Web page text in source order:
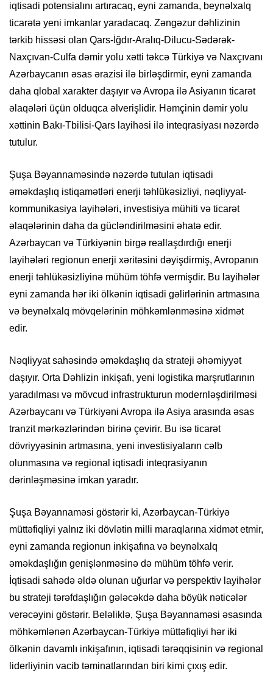
iqtisadi potensialını artıracaq, eyni zamanda, beynəlxalq
ticarətə yeni imkanlar yaradacaq. Zəngəzur dəhlizinin
tərkib hissəsi olan Qars-İğdır-Aralıq-Dilucu-Sədərək-
Naxçıvan-Culfa dəmir yolu xətti təkcə Türkiyə və Naxçıvanı
Azərbaycanın əsas ərazisi ilə birləşdirmir, eyni zamanda
daha qlobal xarakter daşıyır və Avropa ilə Asiyanın ticarət
əlaqələri üçün olduqca əlverişlidir. Həmçinin dəmir yolu
xəttinin Bakı-Tbilisi-Qars layihəsi ilə inteqrasiyası nəzərdə
tutulur.
Şuşa Bəyannaməsində nəzərdə tutulan iqtisadi
əməkdaşlıq istiqamətləri enerji təhlükəsizliyi, nəqliyyat-
kommunikasiya layihələri, investisiya mühiti və ticarət
əlaqələrinin daha da gücləndirilməsini əhatə edir.
Azərbaycan və Türkiyənin birgə reallaşdırdığı enerji
layihələri regionun enerji xəritəsini dəyişdirmiş, Avropanın
enerji təhlükəsizliyinə mühüm töhfə vermişdir. Bu layihələr
eyni zamanda hər iki ölkənin iqtisadi gəlirlərinin artmasına
və beynəlxalq mövqelərinin möhkəmlənməsinə xidmət
edir.
Nəqliyyat sahəsində əməkdaşlıq da strateji əhəmiyyət
daşıyır. Orta Dəhlizin inkişafı, yeni logistika marşrutlarının
yaradılması və mövcud infrastrukturun modernləşdirilməsi
Azərbaycanı və Türkiyəni Avropa ilə Asiya arasında əsas
tranzit mərkəzlərindən birinə çevirir. Bu isə ticarət
dövriyyəsinin artmasına, yeni investisiyaların cəlb
olunmasına və regional iqtisadi inteqrasiyanın
dərinləşməsinə imkan yaradır.
Şuşa Bəyannaməsi göstərir ki, Azərbaycan-Türkiyə
müttəfiqliyi yalnız iki dövlətin milli maraqlarına xidmət etmir,
eyni zamanda regionun inkişafına və beynəlxalq
əməkdaşlığın genişlənməsinə də mühüm töhfə verir.
İqtisadi sahədə əldə olunan uğurlar və perspektiv layihələr
bu strateji tərəfdaşlığın gələcəkdə daha böyük nəticələr
verəcəyini göstərir. Beləliklə, Şuşa Bəyannaməsi əsasında
möhkəmlənən Azərbaycan-Türkiyə müttəfiqliyi hər iki
ölkənin davamlı inkişafının, iqtisadi tərəqqisinin və regional
liderliyinin vacib təminatlarından biri kimi çıxış edir.